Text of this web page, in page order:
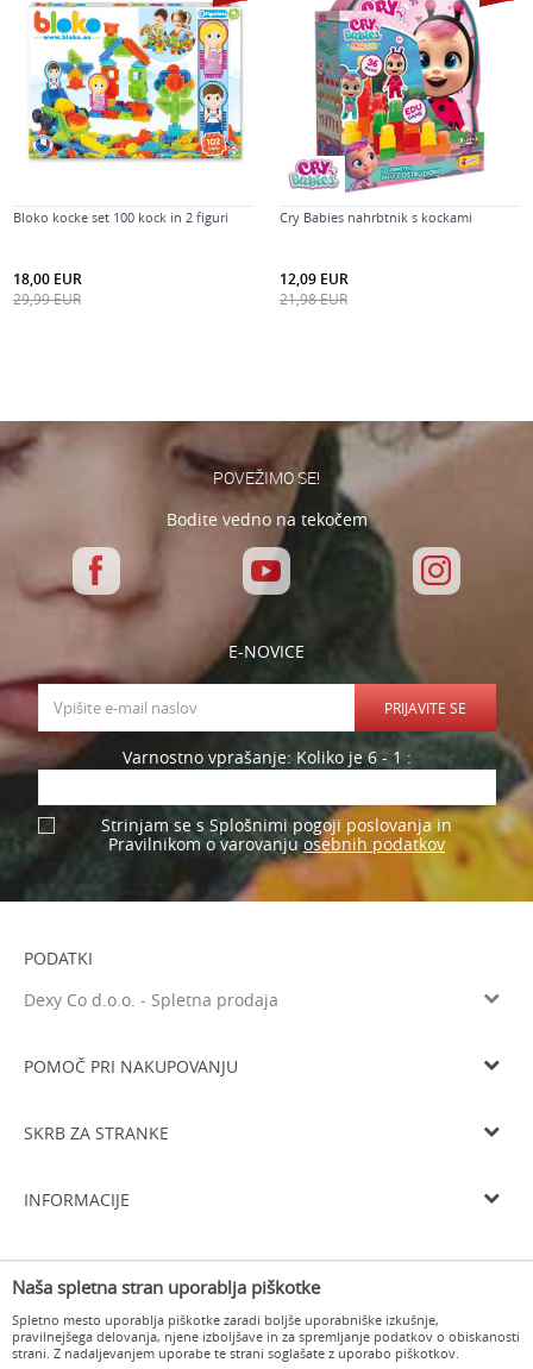
Bloko kocke set 100 kock in 2 figuri
18,00 EUR
29,99EUR
Cry Babies nahrbtnik s kockami
12,09 EUR
21,98EUR
POVEŽIMO SE!
Bodite vedno na tekočem
E-NOVICE
PRIJAVITE SE
Varnostno vprašanje: Koliko je 6 - 1 :
Strinjam se s Splošnimi pogoji poslovanja in
Pravilnikom o varovanjuosebnih podatkov
PODATKI
Dexy Co d.o.o. - Spletna prodaja
Tel: 05 933 75 21
Delovni čas
POMOČ PRI NAKUPOVANJU
Varovanje osebnih podatkov
Pogosta vprašanja
SKRB ZA STRANKE
Vračilo kupnine
Odstop od pogodbe in vračilo
INFORMACIJE
Delovni čas
Kontakt
Naša spletna stran uporablja piškotke
Spletno mesto uporablja piškotke zaradi boljše uporabniške izkušnje,
pravilnejšega delovanja, njene izboljšave in za spremljanje podatkov o obiskanosti
strani. Z nadaljevanjem uporabe te strani soglašate z uporabo piškotkov.